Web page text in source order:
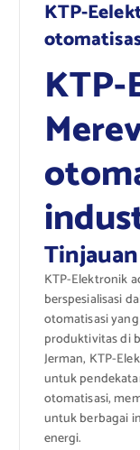
KTP-
KTP-Elektronik
berspesialisasi
otomatisasi
produktivitas di
Jerman, KTP-
untuk
otomatisasi,
untuk berbagai
energi.